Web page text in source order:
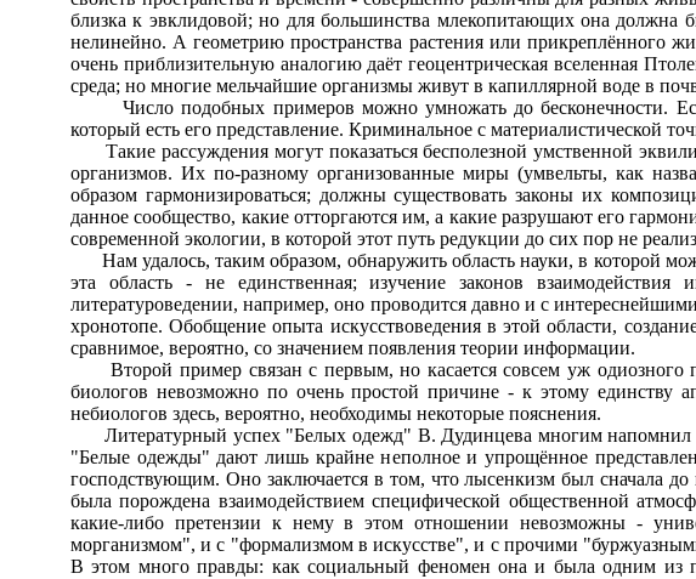
близка к эвклидовой; но для большинства млекопитающих она должна
нелинейно. А геометрию пространства растения или прикреплённого
очень приблизительную аналогию даёт геоцентрическая вселенная
среда; но многие мельчайшие организмы живут в капиллярной воде в
Число подобных примеров можно умножать до бесконечности.
который есть его представление. Криминальное с материалистической
Такие рассуждения могут показаться бесполезной умственной
организмов. Их по-разному организованные миры (умвельты, как
образом гармонизироваться; должны существовать законы их
данное сообщество, какие отторгаются им, а какие разрушают его
современной экологии, в которой этот путь редукции до сих пор не
Нам удалось, таким образом, обнаружить область науки, в которой
эта область - не единственная; изучение законов
литературоведении, например, оно проводится давно и с
хронотопе. Обобщение опыта искусствоведения в этой области,
сравнимое, вероятно, со значением появления теории информации.
Второй пример связан с первым, но касается совсем уж одиозного
биологов невозможно по очень простой причине - к этому единству
небиологов здесь, вероятно, необходимы некоторые пояснения.
Литературный успех "Белых одежд" В. Дудинцева многим напомнил о
"Белые одежды" дают лишь крайне неполное и упрощённое
господствующим. Оно заключается в том, что лысенкизм был сначала
была порождена взаимодействием специфической общественной
какие-либо претензии к нему в этом отношении невозможны -
морганизмом", и с "формализмом в искусстве", и с прочими
В этом много правды: как социальный феномен она и была одним из